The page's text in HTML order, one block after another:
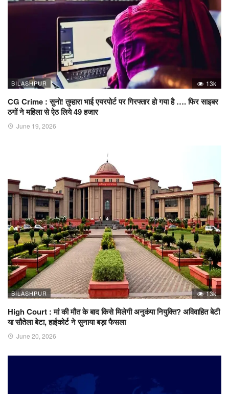
BILASHPUR 13k
CG Crime : सुनो! तुम्हारा भाई एयरपोर्ट पर गिरफ्तार हो गया है …. फिर साइबर
ठगों ने महिला से ऐठ लिये 49 हजार
June 19, 2026
BILASHPUR 13k
High Court : मां की मौत के बाद किसे मिलेगी अनुकंपा नियुक्ति? अविवाहित बेटी
या सौतेला बेटा, हाईकोर्ट ने सुनाया बड़ा फैसला
June 20, 2026